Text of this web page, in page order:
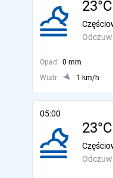
23°C
Opad: 0 mm
Wiatr:
1 km/h
05:00
23°C